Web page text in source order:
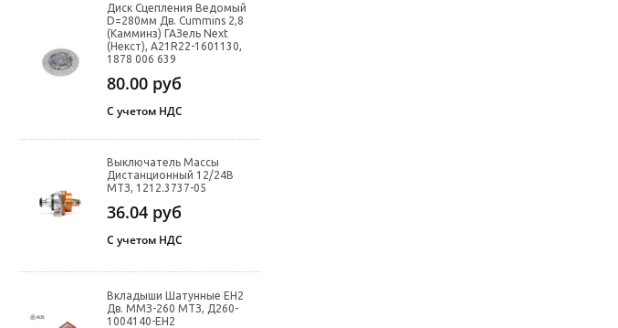
Диск Сцепления Ведомый
D=280мм Дв. Cummins 2,8
(Камминз) ГАЗель Next
(Некст), A21R22-1601130,
1878 006 639
80.00 руб
С учетом НДС
Выключатель Массы
Дистанционный 12/24В
МТЗ, 1212.3737-05
36.04 руб
С учетом НДС
Вкладыши Шатунные ЕН2
Дв. ММЗ-260 МТЗ, Д260-
1004140-ЕН2